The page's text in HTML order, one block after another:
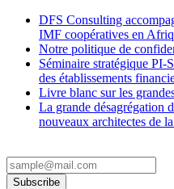
DFS Consulting
IMF coopératives en
Notre politique de
Séminaire stratégique PI-
des établissements
Livre blanc sur les
La grande désagrégation
nouveaux architectes de
Subscribe